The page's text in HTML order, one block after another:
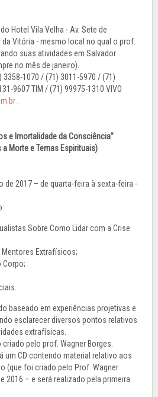
Hotel Vila Velha - Av. Sete de
Vitória - mesmo local no qual o prof.
suas atividades em Salvador
no mês de janeiro).
3358-1070 / (71) 3011-5970 / (71)
9607 TIM / (71) 99975-1310 VIVO
e Imortalidade da Consciência”
Morte e Temas Espirituais)
de 2017 – de quarta-feira à sexta-feira -
Sobre Como Lidar com a Crise
Extrafísicos;
Corpo;
baseado em experiências projetivas e
esclarecer diversos pontos relativos
extrafísicas.
pelo prof. Wagner Borges.
um CD contendo material relativo aos
(que foi criado pelo Prof. Wagner
2016 – e será realizado pela primeira